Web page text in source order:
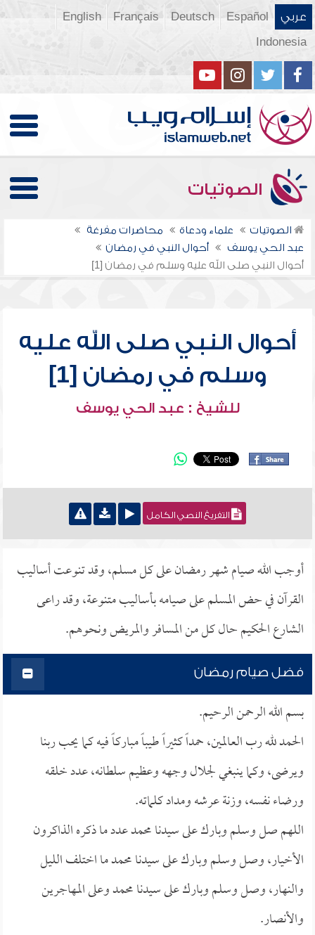
عربي Español
Deutsch
Français
English
Indonesia
الصوتيات
الصوتيات علماء ودعاة
محاضرات مفرغة
عبد الحي يوسف
أحوال النبي في رمضان
أحوال النبي صلى الله عليه وسلم في رمضان [1]
أحوال النبي صلى الله عليه
وسلم في رمضان [1]
للشيخ : عبد الحي يوسف
التفريغ النصي الكامل
أوجب الله صيام شهر رمضان على كل مسلم، وقد تنوعت أساليب
القرآن في حض المسلم على صيامه بأساليب متنوعة، وقد راعى
الشارع الحكيم حال كل من المسافر والمريض ونحوهم.
فضل صيام رمضان
بسم الله الرحمن الرحيم.
الحمد لله رب العالمين، حمداً كثيراً طيباً مباركاً فيه كما يحب ربنا
ويرضى، وكما ينبغي لجلال وجهه وعظيم سلطانه، عدد خلقه
ورضاء نفسه، وزنة عرشه ومداد كلماته.
اللهم صل وسلم وبارك على سيدنا محمد عدد ما ذكره الذاكرون
الأخيار، وصل وسلم وبارك على سيدنا محمد ما اختلف الليل
والنهار، وصل وسلم وبارك على سيدنا محمد وعلى المهاجرين
والأنصار.